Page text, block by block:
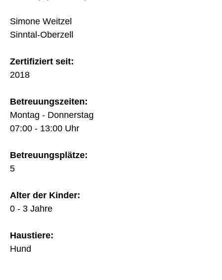
Simone Weitzel
Sinntal-Oberzell
Zertifiziert seit:
2018
Betreuungszeiten:
Montag - Donnerstag
07:00 - 13:00 Uhr
Betreuungsplätze:
5
Alter der Kinder:
0 - 3 Jahre
Haustiere:
Hund